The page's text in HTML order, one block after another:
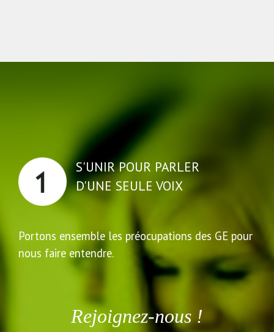
S'UNIR POUR PARLER
D'UNE SEULE VOIX
Portons ensemble les préocupations des GE pour
nous faire entendre.
Rejoignez-nous !